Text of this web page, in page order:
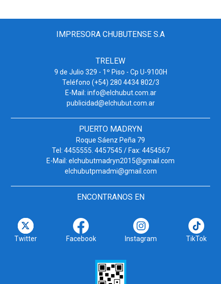
IMPRESORA CHUBUTENSE S.A
TRELEW
9 de Julio 329 - 1º Piso - Cp U-9100H
Teléfono (+54) 280 4434 802/3
E-Mail: info@elchubut.com.ar
publicidad@elchubut.com.ar
PUERTO MADRYN
Roque Sáenz Peña 79
Tel: 4455555. 4457545 / Fax: 4454567
E-Mail: elchubutmadryn2015@gmail.com
elchubutpmadmi@gmail.com
ENCONTRANOS EN
Twitter Facebook Instagram TikTok